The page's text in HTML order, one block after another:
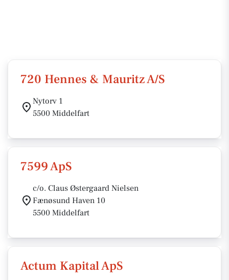
720 Hennes & Mauritz A/S
Nytorv 1
5500 Middelfart
7599 ApS
c/o. Claus Østergaard Nielsen
Fænøsund Haven 10
5500 Middelfart
Actum Kapital ApS